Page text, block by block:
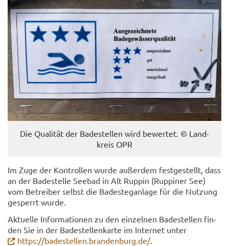
Die Qua­li­tät der Ba­de­stel­len wird be­wer­tet. © Land­
kreis OPR
Im Zuge der Kon­trol­len wurde au­ßer­dem fest­ge­stellt, dass
an der Ba­de­stel­le See­bad in Alt Rup­pin (Rup­pi­ner See)
vom Be­trei­ber selbst die Ba­de­steg­an­la­ge für die Nut­zung
ge­sperrt wurde.
Ak­tu­el­le In­for­ma­tio­nen zu den ein­zel­nen Ba­de­stel­len fin­
den Sie in der Ba­de­stel­len­kar­te im In­ter­net unter
https://ba­de­stel­len.bran­den­burg.de/.